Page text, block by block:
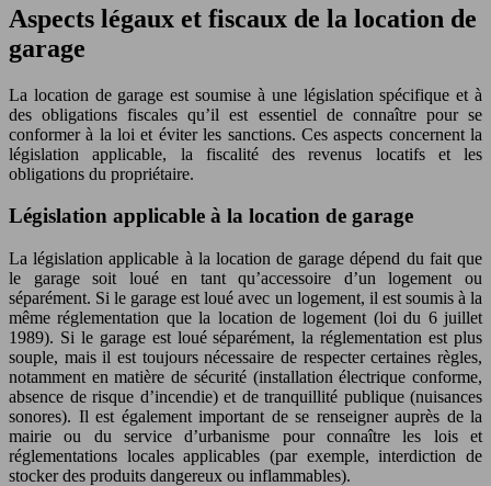
Aspects légaux et fiscaux de la location de
garage
La location de garage est soumise à une législation spécifique et à
des obligations fiscales qu’il est essentiel de connaître pour se
conformer à la loi et éviter les sanctions. Ces aspects concernent la
législation applicable, la fiscalité des revenus locatifs et les
obligations du propriétaire.
Législation applicable à la location de garage
La législation applicable à la location de garage dépend du fait que
le garage soit loué en tant qu’accessoire d’un logement ou
séparément. Si le garage est loué avec un logement, il est soumis à la
même réglementation que la location de logement (loi du 6 juillet
1989). Si le garage est loué séparément, la réglementation est plus
souple, mais il est toujours nécessaire de respecter certaines règles,
notamment en matière de sécurité (installation électrique conforme,
absence de risque d’incendie) et de tranquillité publique (nuisances
sonores). Il est également important de se renseigner auprès de la
mairie ou du service d’urbanisme pour connaître les lois et
réglementations locales applicables (par exemple, interdiction de
stocker des produits dangereux ou inflammables).